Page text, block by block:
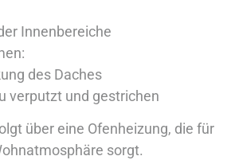
Innenbereiche
des Daches
verputzt und gestrichen
über eine Ofenheizung, die für
sorgt.